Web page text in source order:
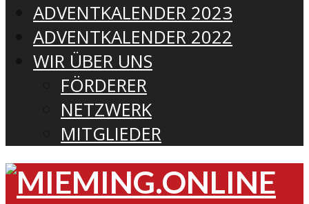
ADVENTKALENDER 2023
ADVENTKALENDER 2022
WIR ÜBER UNS
FÖRDERER
NETZWERK
MITGLIEDER